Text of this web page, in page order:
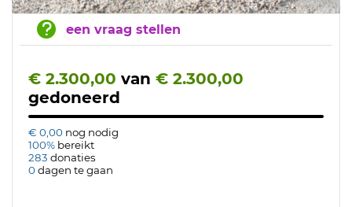
een vraag stellen
€ 2.300,00 van € 2.300,00
gedoneerd
€ 0,00 nog nodig
100% bereikt
283 donaties
0dagen te gaan